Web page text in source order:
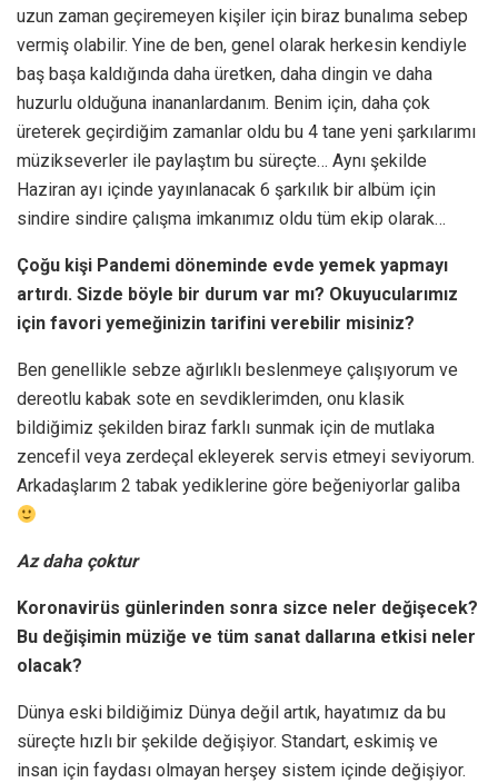
uzun zaman geçiremeyen kişiler için biraz bunalıma sebep
vermiş olabilir. Yine de ben, genel olarak herkesin kendiyle
baş başa kaldığında daha üretken, daha dingin ve daha
huzurlu olduğuna inananlardanım. Benim için, daha çok
üreterek geçirdiğim zamanlar oldu bu 4 tane yeni şarkılarımı
müzikseverler ile paylaştım bu süreçte… Aynı şekilde
Haziran ayı içinde yayınlanacak 6 şarkılık bir albüm için
sindire sindire çalışma imkanımız oldu tüm ekip olarak…
Çoğu kişi Pandemi döneminde evde yemek yapmayı
artırdı. Sizde böyle bir durum var mı? Okuyucularımız
için favori yemeğinizin tarifini verebilir misiniz?
Ben genellikle sebze ağırlıklı beslenmeye çalışıyorum ve
dereotlu kabak sote en sevdiklerimden, onu klasik
bildiğimiz şekilden biraz farklı sunmak için de mutlaka
zencefil veya zerdeçal ekleyerek servis etmeyi seviyorum.
Arkadaşlarım 2 tabak yediklerine göre beğeniyorlar galiba
Az daha çoktur
Koronavirüs günlerinden sonra sizce neler değişecek?
Bu değişimin müziğe ve tüm sanat dallarına etkisi neler
olacak?
Dünya eski bildiğimiz Dünya değil artık, hayatımız da bu
süreçte hızlı bir şekilde değişiyor. Standart, eskimiş ve
insan için faydası olmayan herşey sistem içinde değişiyor.